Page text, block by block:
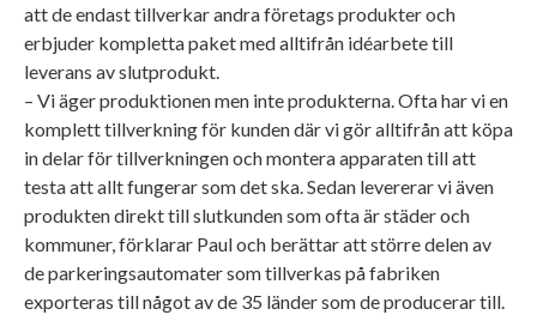
att de endast tillverkar andra företags produkter och
erbjuder kompletta paket med alltifrån idéarbete till
leverans av slutprodukt.
– Vi äger produktionen men inte produkterna. Ofta har vi en
komplett tillverkning för kunden där vi gör alltifrån att köpa
in delar för tillverkningen och montera apparaten till att
testa att allt fungerar som det ska. Sedan levererar vi även
produkten direkt till slutkunden som ofta är städer och
kommuner, förklarar Paul och berättar att större delen av
de parkeringsautomater som tillverkas på fabriken
exporteras till något av de 35 länder som de producerar till.